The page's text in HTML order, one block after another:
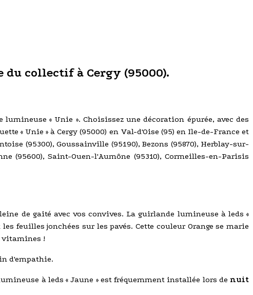
collectif à Cergy (95000).
« Unie ». Choisissez une décoration épurée, avec des
« Unie » à Cergy (95000) en Val-d'Oise (95) en Ile-de-France et
(95300), Goussainville (95190), Bezons (95870), Herblay-sur-
(95600), Saint-Ouen-l'Aumône (95310), Cormeilles-en-Parisis
de gaité avec vos convives. La guirlande lumineuse à leds «
feuilles jonchées sur les pavés. Cette couleur Orange se marie
vitamines !
d'empathie.
à leds « Jaune » est fréquemment installée lors de nuit